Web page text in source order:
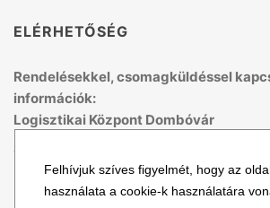
Felhívjuk szíves figyelmét, hogy az
használata a cookie-k használatára
ELÉRHETŐSÉG
Rendelésekkel, csomagküldéssel
információk:
Logisztikai Központ Dombóvár
Telefon: +36 70 679 41 53
(H-P: 8:00 - 15:00)